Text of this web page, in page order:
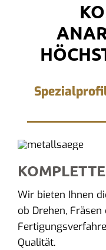
Wir bieten Ihnen
ob Drehen,
Qualität.